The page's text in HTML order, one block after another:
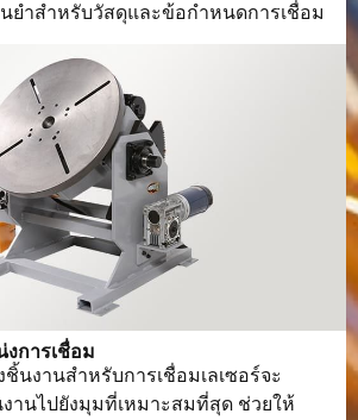
ยำสำหรับวัสดุและข้อกำหนดการเชื่อม
การเชื่อม
นงานสำหรับการเชื่อมเลเซอร์จะ
านไปยังมุมที่เหมาะสมที่สุด ช่วยให้